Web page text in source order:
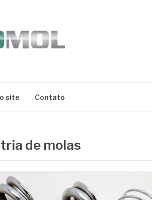
site Contato
de molas